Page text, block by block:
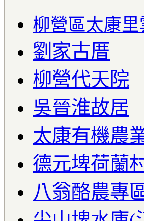
柳營區太康
劉家古厝
柳營代天院
吳晉淮故居
太康有機農
德元埤荷蘭
八翁酪農專